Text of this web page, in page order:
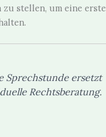
stellen, um eine erste
Sprechstunde ersetzt
Rechtsberatung.